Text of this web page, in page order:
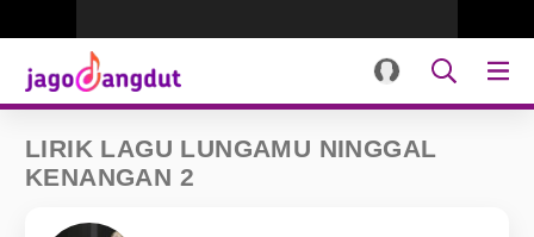
LIRIK LAGU LUNGAMU NINGGAL
KENANGAN 2